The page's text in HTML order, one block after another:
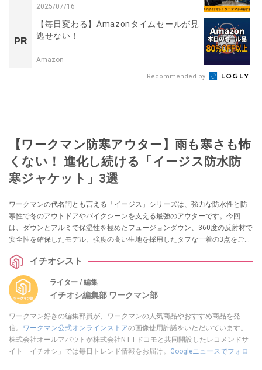
2025/07/16
PR
【毎日変わる】Amazonタイムセールが見
逃せない！
Amazon
Recommended by
【ワークマン防寒アウター】雨も寒さも怖
くない！ 進化し続ける「イージス防水防
寒ジャケット」3選
ワークマンの代名詞とも言える「イージス」シリーズは、強力な防水性と防
寒性で冬のアウトドアやバイクシーンを支える最強のアウターです。今回
は、ダウンとアルミで保温性を極めたフュージョンダウン、360度の反射材で
安全性を確保したモデル、強度の高い生地を採用したタフな一着の3点をご紹
イチオシスト
ライター / 編集
イチオシ編集部 ワークマン部
ワークマン好きの編集部員が、ワークマンの人気商品やおすすめ商品を発
信。 ワークマン公式オンラインストアの画像使用許諾をいただいています。
株式会社オールアバウトが株式会社NTTドコモと共同開設したレコメンドサ
イト「イチオシ」では毎日トレンド情報をお届け。 Googleニュースでフォロ